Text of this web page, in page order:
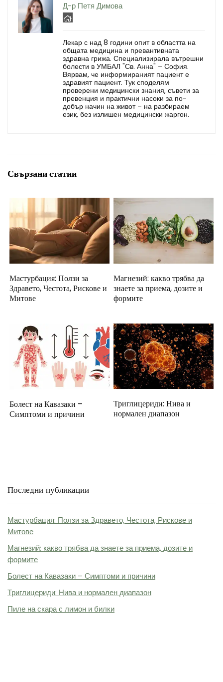
Д-р Петя Димова
Лекар с над 8 години опит в областта на
общата медицина и превантивната
здравна грижа. Специализирала вътрешни
болести в УМБАЛ "Св. Анна" – София.
Вярвам, че информираният пациент е
здравият пациент. Тук споделям
проверени медицински знания, съвети за
превенция и практични насоки за по-
добър начин на живот – на разбираем
език, без излишен медицински жаргон.
Свързани статии
Мастурбация: Ползи за
Здравето, Честота, Рискове и
Митове
Магнезий: какво трябва да
знаете за приема, дозите и
формите
Болест на Кавазаки –
Симптоми и причини
Триглицериди: Нива и
нормален диапазон
Последни публикации
Мастурбация: Ползи за Здравето, Честота, Рискове и
Митове
Магнезий: какво трябва да знаете за приема, дозите и
формите
Болест на Кавазаки – Симптоми и причини
Триглицериди: Нива и нормален диапазон
Пиле на скара с лимон и билки